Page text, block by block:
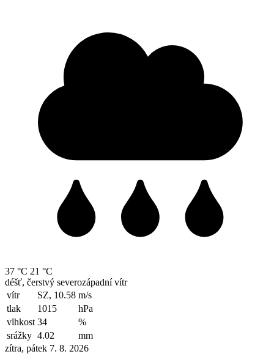
37 °C 21 °C
déšť, čerstvý severozápadní vítr
vítr
SZ, 10.58 m/s
tlak
1015
hPa
vlhkost 34
%
srážky 4.02
mm
zítra, pátek 7. 8. 2026